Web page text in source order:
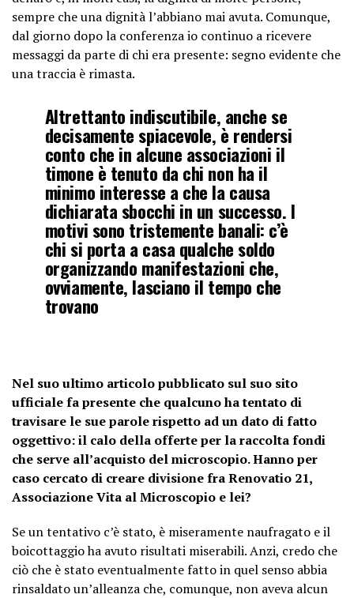
sempre che una dignità l’abbiano mai avuta. Comunque,
dal giorno dopo la conferenza io continuo a ricevere
messaggi da parte di chi era presente: segno evidente che
una traccia è rimasta.
Altrettanto indiscutibile, anche se
decisamente spiacevole, è rendersi
conto che in alcune associazioni il
timone è tenuto da chi non ha il
minimo interesse a che la causa
dichiarata sbocchi in un successo. I
motivi sono tristemente banali: c’è
chi si porta a casa qualche soldo
organizzando manifestazioni che,
ovviamente, lasciano il tempo che
trovano
Nel suo ultimo articolo pubblicato sul suo sito
ufficiale fa presente che qualcuno ha tentato di
travisare le sue parole rispetto ad un dato di fatto
oggettivo: il calo della offerte per la raccolta fondi
che serve all’acquisto del microscopio. Hanno per
caso cercato di creare divisione fra Renovatio 21,
Associazione Vita al Microscopio e lei?
Se un tentativo c’è stato, è miseramente naufragato e il
boicottaggio ha avuto risultati miserabili. Anzi, credo che
ciò che è stato eventualmente fatto in quel senso abbia
rinsaldato un’alleanza che, comunque, non aveva alcun